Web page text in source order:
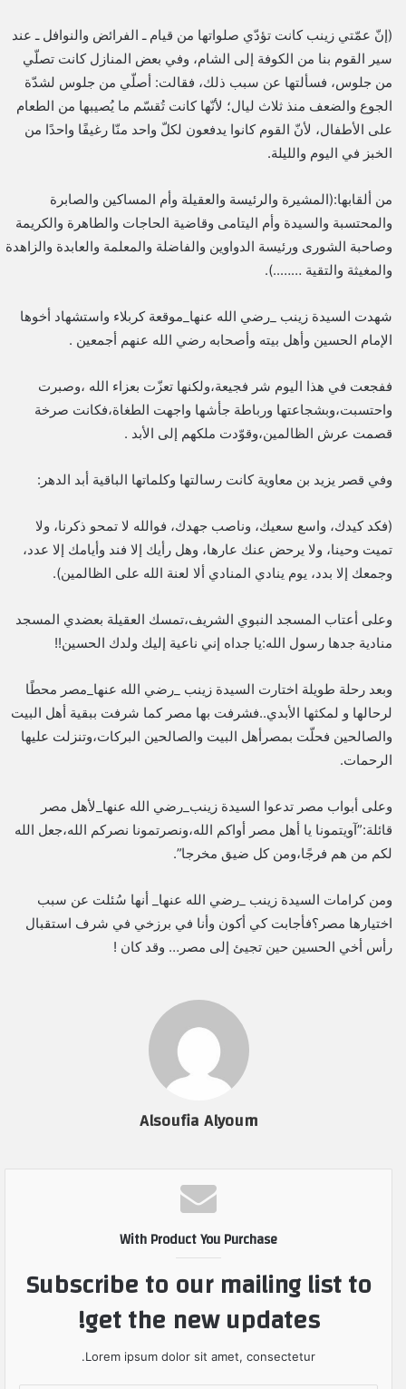
(إنّ عمّتي زينب كانت تؤدّي صلواتها من قيام ـ الفرائض والنوافل ـ عند
سير القوم بنا من الكوفة إلى الشام، وفي بعض المنازل كانت تصلّي
من جلوس، فسألتها عن سبب ذلك، فقالت: أصلّي من جلوس لشدّة
الجوع والضعف منذ ثلاث ليال؛ لأنّها كانت تُقسّم ما يُصيبها من الطعام
على الأطفال، لأنّ القوم كانوا يدفعون لكلّ واحد منّا رغيفًا واحدًا من
الخبز في اليوم والليلة.
من ألقابها:(المشيرة والرئيسة والعقيلة وأم المساكين والصابرة
والمحتسبة والسيدة وأم اليتامى وقاضية الحاجات والطاهرة والكريمة
وصاحبة الشورى ورئيسة الدواوين والفاضلة والمعلمة والعابدة والزاهدة
والمغيثة والتقية ……..).
شهدت السيدة زينب _رضي الله عنها_موقعة كربلاء واستشهاد أخوها
الإمام الحسين وأهل بيته وأصحابه رضي الله عنهم أجمعين .
ففجعت في هذا اليوم شر فجيعة،ولكنها تعزّت بعزاء الله ،وصبرت
واحتسبت،وبشجاعتها ورباطة جأشها واجهت الطغاة،فكانت صرخة
قصمت عرش الظالمين،وقوّدت ملكهم إلى الأبد .
وفي قصر يزيد بن معاوية كانت رسالتها وكلماتها الباقية أبد الدهر:
(فكد كيدك، واسع سعيك، وناصب جهدك، فوالله لا تمحو ذكرنا، ولا
تميت وحينا، ولا يرحض عنك عارها، وهل رأيك إلا فند وأيامك إلا عدد،
وجمعك إلا بدد، يوم ينادي المنادي ألا لعنة الله على الظالمين).
وعلى أعتاب المسجد النبوي الشريف،تمسك العقيلة بعضدي المسجد
منادية جدها رسول الله:يا جداه إني ناعية إليك ولدك الحسين!!
وبعد رحلة طويلة اختارت السيدة زينب _رضي الله عنها_مصر محطًا
لرحالها و لمكثها الأبدي..فشرفت بها مصر كما شرفت ببقية أهل البيت
والصالحين فحلّت بمصرأهل البيت والصالحين البركات،وتنزلت عليها
الرحمات.
وعلى أبواب مصر تدعوا السيدة زينب_رضي الله عنها_لأهل مصر
قائلة:”آويتمونا يا أهل مصر أواكم الله،ونصرتمونا نصركم الله،جعل الله
لكم من هم فرجًا،ومن كل ضيق مخرجا”.
ومن كرامات السيدة زينب _رضي الله عنها_ أنها سُئلت عن سبب
اختيارها مصر؟فأجابت كي أكون وأنا في برزخي في شرف استقبال
رأس أخي الحسين حين تجيئ إلى مصر… وقد كان !
Alsoufia Alyoum
With Product You Purchase
Subscribe to our mailing list to
get the new updates!
Lorem ipsum dolor sit amet, consectetur.